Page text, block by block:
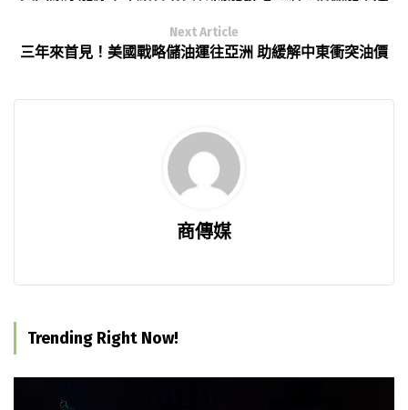
Next Article
三年來首見！美國戰略儲油運往亞洲 助緩解中東衝突油價
商傳媒
Trending Right Now!